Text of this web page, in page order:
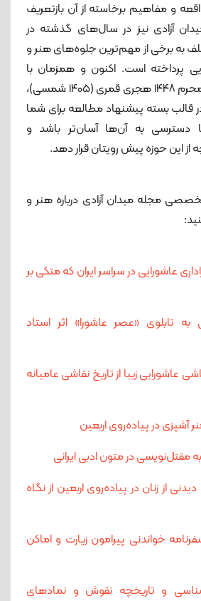
و مفاهیم برخاسته از آن بازتعریف
آزادی نیز در سال‌های گذشته در
به برخی از مهم‌ترین جلوه‌های هنر و
پرداخته است. اکنون و همزمان با
فرارسیدن ماه محرم ۱۴۴۸ هجری قمری (۱۴۰۵ شمسی)،
قالب بسته پیشنهاد مطالعه برای شما
تا دسترسی به آن‌ها آسان‌تر باشد و
از این حوزه پیش رویتان قرار دهد.
مطلب تخصصی مجله میدان آزادی درباره هنر و
عاشورایی در سراسر ایران که متکی بر
تابلوی «عصر عاشورا» اثر استاد
عاشورایی زیبا از تاریخ نقاشی عامیانه
آشپزی در پیاده‌روی اربعین
مقتل‌نویسی در متون ادبی ایرانی
از زنان در پیاده‌روی اربعین از نگاه
خواندنی پیرامون زیارت و اماکن
و تاریخچه نقوش و نمادهای